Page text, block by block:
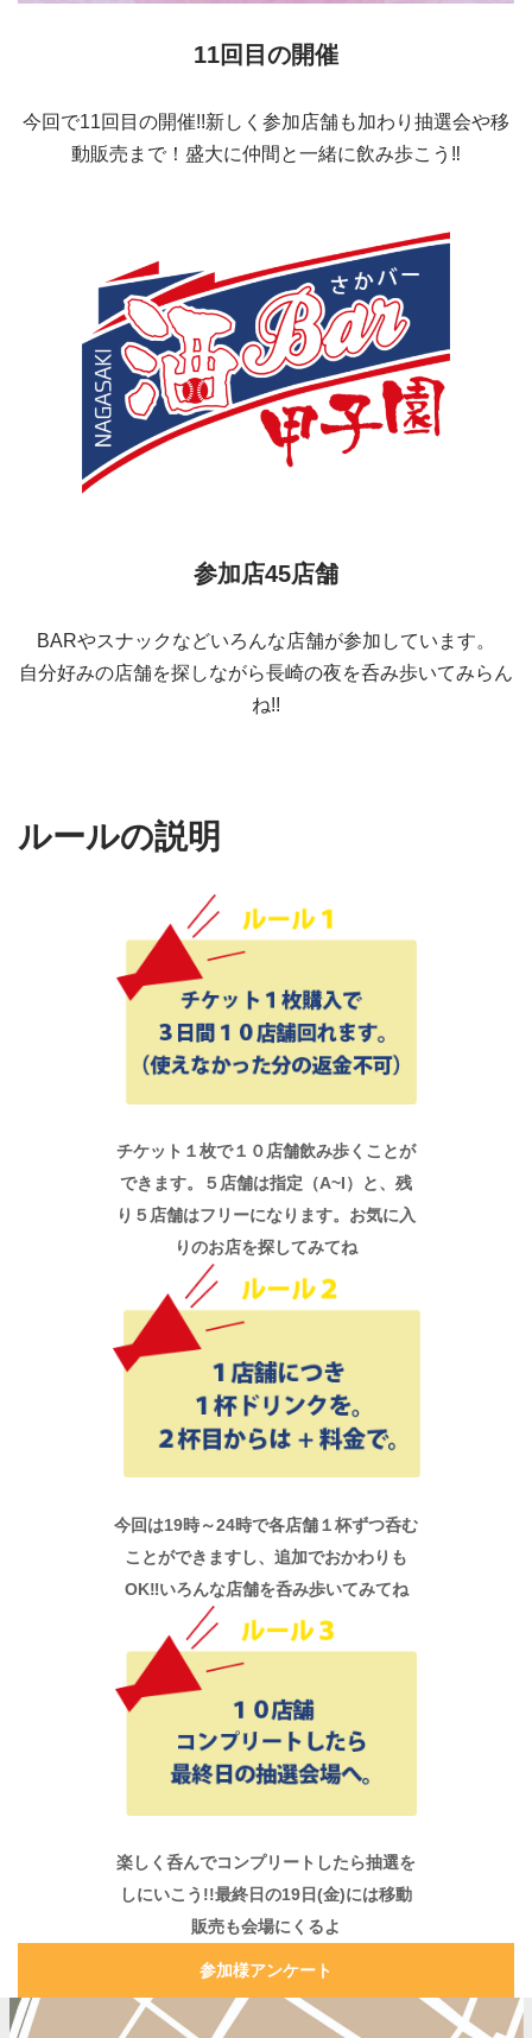
11回目の開催
今回で11回目の開催!!新しく参加店舗も加わり抽選会や移
動販売まで！盛大に仲間と一緒に飲み歩こう‼
参加店45店舗
BARやスナックなどいろんな店舗が参加しています。
自分好みの店舗を探しながら長崎の夜を呑み歩いてみらん
ね!!
ルールの説明
チケット１枚で１０店舗飲み歩くことが
できます。５店舗は指定（A~I）と、残
り５店舗はフリーになります。お気に入
りのお店を探してみてね
今回は19時～24時で各店舗１杯ずつ呑む
ことができますし、追加でおかわりも
OK‼いろんな店舗を呑み歩いてみてね
楽しく呑んでコンプリートしたら抽選を
しにいこう!!最終日の19日(金)には移動
販売も会場にくるよ
参加様アンケート